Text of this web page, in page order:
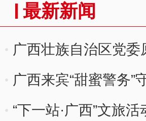
最新新闻
广西壮族自治区党
被“双开”
广西来宾“甜蜜警务”
“下一站·广西”文旅